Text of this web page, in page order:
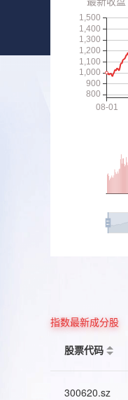
指数最新成分股
股票代码
300620.sz